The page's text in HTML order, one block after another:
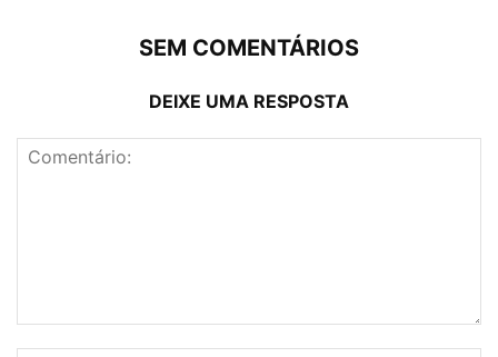
SEM COMENTÁRIOS
DEIXE UMA RESPOSTA